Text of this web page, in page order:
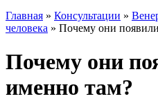
Главная » Консультации »
человека » Почему они
Почему они
именно там?